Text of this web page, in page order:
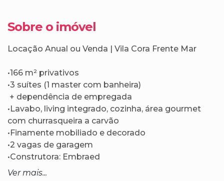
Sobre o imóvel
Locação Anual ou Venda | Vila Cora Frente Mar
•166 m² privativos
•3 suítes (1 master com banheira)
+ dependência de empregada
•Lavabo, living integrado, cozinha, área gourmet
com churrasqueira a carvão
•Finamente mobiliado e decorado
•2 vagas de garagem
•Construtora: Embraed
Ver mais...